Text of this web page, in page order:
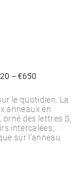
le quotidien. La
anneaux en
orné des lettres S,
intercalées,
sur l’anneau
– €650